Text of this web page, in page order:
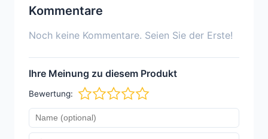
Kommentare
Noch keine Kommentare. Seien Sie der Erste!
Ihre Meinung zu diesem Produkt
Bewertung: